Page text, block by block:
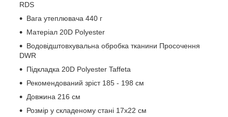
RDS
Вага утеплювача 440 г
Матеріал 20D Polyester
Водовідштовхувальна обробка тканини Просочення
DWR
Підкладка 20D Polyester Taffeta
Рекомендований зріст 185 - 198 см
Довжина 216 см
Розмір у складеному стані 17х22 см